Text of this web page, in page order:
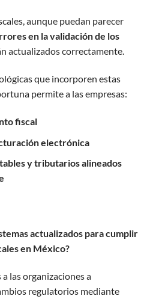
aunque puedan parecer
en la validación de los
actualizados correctamente.
que incorporen estas
permite a las empresas:
fiscal
electrónica
y tributarios alineados
actualizados para cumplir
en México?
las organizaciones a
regulatorios mediante